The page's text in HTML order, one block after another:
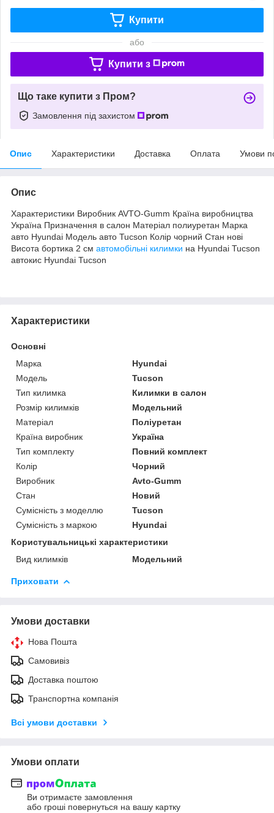
Купити
або
Купити з
Що таке купити з Пром?
Замовлення під захистом
Опис Характеристики Доставка Оплата Умови
Опис
Характеристики Виробник AVTO-Gumm Країна виробництва
Україна Призначення в салон Матеріал полиуретан Марка
авто Hyundai Модель авто Tucson Колір чорний Стан нові
Висота бортика 2 см автомобільні килимки на Hyundai Tucson
автокис Hyundai Tucson
Характеристики
Основні
Марка
Hyundai
Модель
Tucson
Тип килимка
Килимки в салон
Розмір килимків
Модельний
Матеріал
Поліуретан
Країна виробник
Україна
Тип комплекту
Повний комплект
Колір
Чорний
Виробник
Avto-Gumm
Стан
Новий
Сумісність з моделлю
Tucson
Сумісність з маркою
Hyundai
Користувальницькі характеристики
Вид килимків
Модельний
Приховати
Умови доставки
Нова Пошта
Самовивіз
Доставка поштою
Транспортна компанія
Всі умови доставки
Умови оплати
Ви отримаєте замовлення
або гроші повернуться на вашу картку